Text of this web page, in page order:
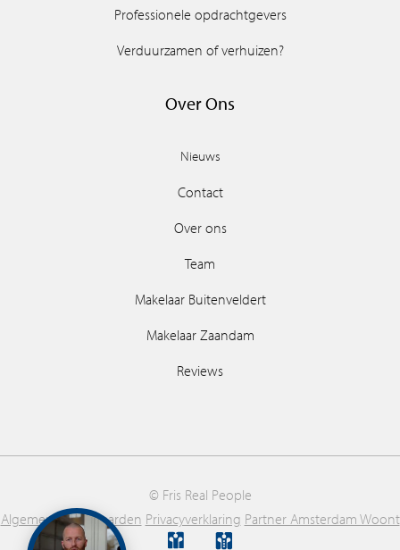
Professionele opdrachtgevers
Verduurzamen of verhuizen?
Over Ons
Nieuws
Contact
Over ons
Team
Makelaar Buitenveldert
Makelaar Zaandam
Reviews
© Fris Real People
Algemene voorwaarden Privacyverklaring Partner Amsterdam Woont